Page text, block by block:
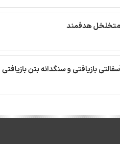
متخلخل هدفمند
بازیافتی و سنگدانه بتن بازیافتی